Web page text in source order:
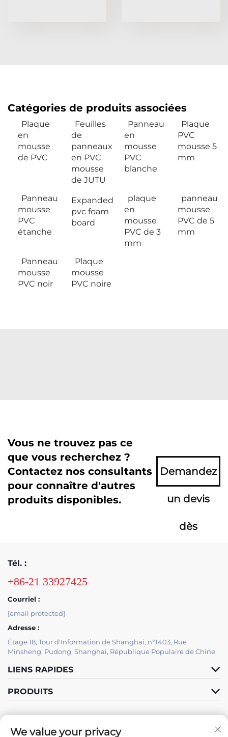
Catégories de produits associées
Plaque
en
mousse
de PVC
Feuilles
de
panneaux
en PVC
mousse
de JUTU
Panneau
en
mousse
PVC
blanche
Plaque
PVC
mousse 5
mm
Panneau
mousse
PVC
étanche
Expanded
pvc foam
board
plaque
en
mousse
PVC de 3
mm
panneau
mousse
PVC de 5
mm
Panneau
mousse
PVC noir
Plaque
mousse
PVC noire
Vous ne trouvez pas ce
que vous recherchez ?
Contactez nos consultants
pour connaître d'autres
produits disponibles.
Demandez
un devis
dès
Tél. :
+86-21 33927425
Courriel :
[email protected]
Adresse :
Étage 18, Tour d'Information de Shanghai, n°1403, Rue
Minsheng, Pudong, Shanghai, République Populaire de Chine
LIENS RAPIDES
PRODUITS
SOUTIEN INFORMATIQUE
We value your privacy